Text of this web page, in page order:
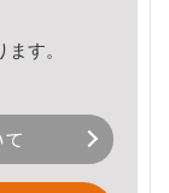
す。